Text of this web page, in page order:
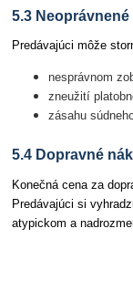
5.3
Predávajúci môže
nesprávnom
zneužití
zásahu
5.4 Dopravné
Konečná cena za
Predávajúci si
atypickom a